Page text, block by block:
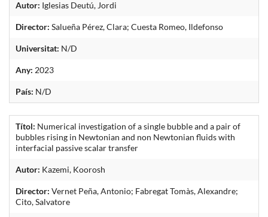
Autor: Iglesias Deutú, Jordi
Director: Salueña Pérez, Clara; Cuesta Romeo, Ildefonso
Universitat: N/D
Any: 2023
País: N/D
Títol: Numerical investigation of a single bubble and a pair of
bubbles rising in Newtonian and non Newtonian fluids with
interfacial passive scalar transfer
Autor: Kazemi, Koorosh
Director: Vernet Peña, Antonio; Fabregat Tomàs, Alexandre;
Cito, Salvatore